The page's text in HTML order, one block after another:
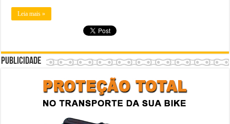
Leia mais »
Publicidade